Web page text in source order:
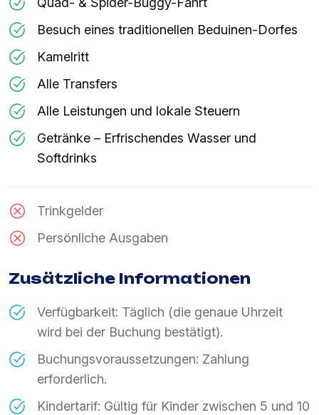
Besuch eines traditionellen Beduinen-Dorfes
Kamelritt
Alle Transfers
Alle Leistungen und lokale Steuern
Getränke – Erfrischendes Wasser und
Softdrinks
Trinkgelder
Persönliche Ausgaben
Zusätzliche Informationen
Verfügbarkeit: Täglich (die genaue Uhrzeit
wird bei der Buchung bestätigt).
Buchungsvoraussetzungen: Zahlung
erforderlich.
Kindertarif: Gültig für Kinder zwischen 5 und 10